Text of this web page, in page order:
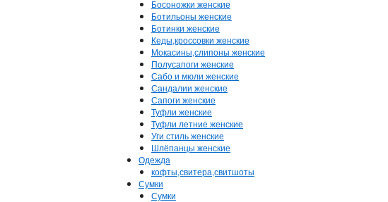
Босоножки женские
Ботильоны женские
Ботинки женские
Кеды,кроссовки женские
Мокасины,слипоны женские
Полусапоги женские
Сабо и мюли женские
Сандалии женские
Сапоги женские
Туфли женские
Туфли летние женские
Уги стиль женские
Шлёпанцы женские
Одежда
кофты,свитера,свитшоты
Сумки
Сумки